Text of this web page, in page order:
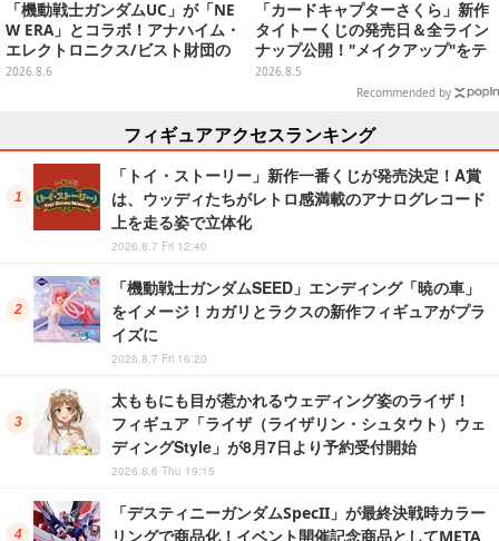
「機動戦士ガンダムUC」が「NE
W ERA」とコラボ！アナハイム・
エレクトロニクス/ビスト財団の
キャップが予約開始
2026.8.6
「カードキャプターさくら」新作
タイトーくじの発売日＆全ライン
ナップ公開！"メイクアップ"をテ
ーマに、日常でも使いたくなるア
イテムがズラリ
2026.8.5
Recommended by
フィギュアアクセスランキング
「トイ・ストーリー」新作一番くじが発売決定！A賞
は、ウッディたちがレトロ感満載のアナログレコード
上を走る姿で立体化
2026.8.7 Fri 12:40
「機動戦士ガンダムSEED」エンディング「暁の車」
をイメージ！カガリとラクスの新作フィギュアがプラ
イズに
2026.8.7 Fri 16:20
太ももにも目が惹かれるウェディング姿のライザ！
フィギュア「ライザ（ライザリン・シュタウト）ウェ
ディングStyle」が8月7日より予約受付開始
2026.8.6 Thu 19:15
「デスティニーガンダムSpecII」が最終決戦時カラー
リングで商品化！イベント開催記念商品としてMETA